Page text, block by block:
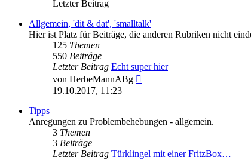
Letzter Beitrag
Allgemein, 'dit & dat', 'smalltalk'
Hier ist Platz für Beiträge, die anderen Rubriken nicht
125 Themen
550 Beiträge
Letzter Beitrag Echt super hier
von HerbeMannABg
19.10.2017, 11:23
Tipps
Anregungen zu Problembehebungen - allgemein.
3 Themen
3 Beiträge
Letzter Beitrag Türklingel mit einer FritzBox…